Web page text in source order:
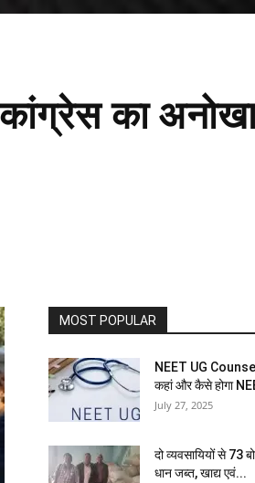
का
MOST POPULAR
NEET UG
कहां और कैसे होगा
July 27, 2025
दो व्यवसायियों से 73
धान जब्त, खाद्य एवं...